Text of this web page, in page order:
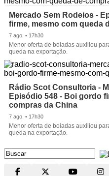
Mercado Sem Rodeios -
firme, mesmo com queda
7 ago. • 17h30
Menor oferta de boiadas auxiliou
queda na exportação.
Rádio Scot Consultoria -
Episódio 548 - Boi gordo
compras da China
7 ago. • 17h30
Menor oferta de boiadas auxiliou
queda na exportação.